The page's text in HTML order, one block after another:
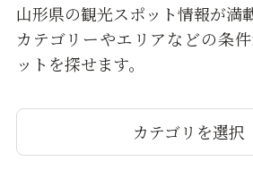
山形県の観光スポット情報が満
カテゴリーやエリアなどの条
ットを探せます。
カテゴリを選択